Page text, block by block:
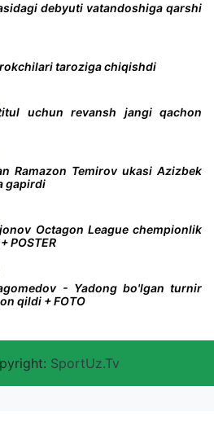
debyuti vatandoshiga qarshi
taroziga chiqishdi
uchun revansh jangi qachon
Ramazon Temirov ukasi Azizbek
gapirdi
Octagon League chempionlik
POSTER
- Yadong bo'lgan turnir
qildi + FOTO
SportUz.Tv